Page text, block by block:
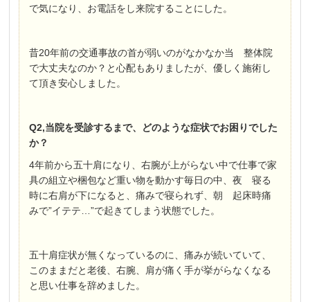
で気になり、お電話をし来院することにした。
昔20年前の交通事故の首が弱いのがなかなか当 整体院
で大丈夫なのか？と心配もありましたが、優しく施術し
て頂き安心しました。
Q2,当院を受診するまで、どのような症状でお困りでした
か？
4年前から五十肩になり、右腕が上がらない中で仕事で家
具の組立や梱包など重い物を動かす毎日の中、夜 寝る
時に右肩が下になると、痛みで寝られず、朝 起床時痛
みで”イテテ…”で起きてしまう状態でした。
五十肩症状が無くなっているのに、痛みが続いていて、
このままだと老後、右腕、肩が痛く手が挙がらなくなる
と思い仕事を辞めました。